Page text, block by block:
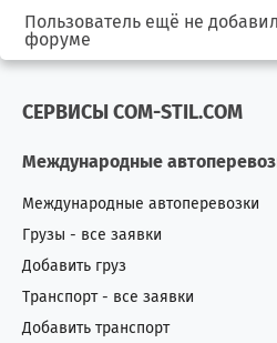
Пользователь ещё не
форуме
СЕРВИСЫ COM-STIL.COM
Международные
Международные автоперевозки
Грузы - все заявки
Добавить груз
Транспорт - все заявки
Добавить транспорт